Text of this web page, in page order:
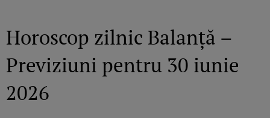
Horoscop zilnic Balanță –
Previziuni pentru 30 iunie
2026